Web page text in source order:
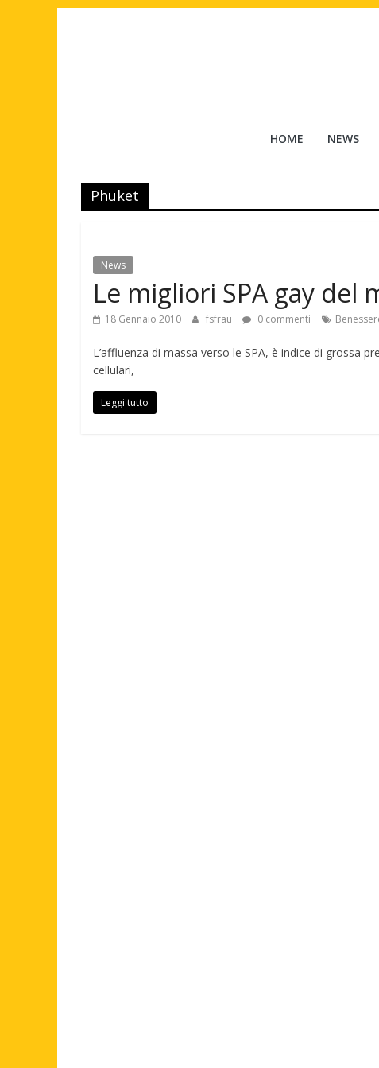
Tuttouomini
Cinema,
Motori,
news
maschile
HOME NEWS
Phuket
News
Le migliori SPA gay del
18 Gennaio 2010 fsfrau 0 commenti
L’affluenza di massa verso le SPA, è indice di grossa
cellulari,
Leggi tutto